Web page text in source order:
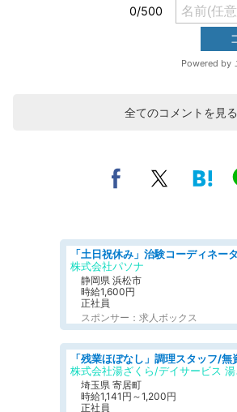
全てのコメントを見る
株式会社パソナ
静岡県 浜松市
時給1,600円
正社員
スポンサー：求人ボックス
埼玉県 寄居町
時給1,141円～1,200円
正社員